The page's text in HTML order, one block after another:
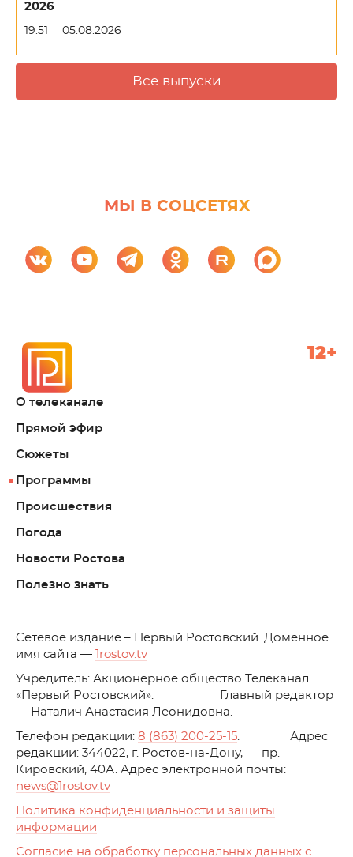
2026
19:51 05.08.2026
Все выпуски
МЫ В СОЦСЕТЯХ
О телеканале
Прямой эфир
Сюжеты
Программы
Происшествия
Погода
Новости Ростова
Полезно знать
12+
Cетевое издание – Первый Ростовский. Доменное
имя сайта —
1rostov.tv
Учредитель: Акционерное общество Телеканал
«Первый Ростовский». Главный редактор
— Наталич Анастасия Леонидовна.
Телефон редакции: 8 (863) 200-25-15. Адрес
редакции: 344022, г. Ростов-на-Дону, пр.
Кировский, 40А. Адрес электронной почты:
news@1rostov.tv
Политика конфиденциальности и защиты
информации
Согласие на обработку персональных данных с